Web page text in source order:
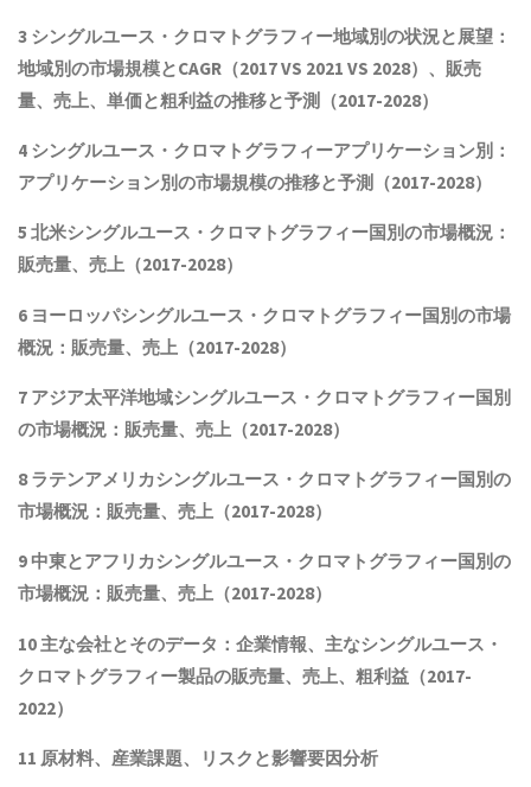
3 シングルユース・クロマトグラフィー地域別の状況と展望：
地域別の市場規模とCAGR （2017 VS 2021 VS 2028）、販売
量、売上、単価と粗利益の推移と予測（2017-2028）
4 シングルユース・クロマトグラフィーアプリケーション別：
アプリケーション別の市場規模の推移と予測（2017-2028）
5 北米シングルユース・クロマトグラフィー国別の市場概況 ：
販売量、売上（2017-2028）
6 ヨーロッパシングルユース・クロマトグラフィー国別の市場
概況：販売量、売上（2017-2028）
7 アジア太平洋地域シングルユース・クロマトグラフィー国別
の市場概況：販売量、売上（2017-2028）
8 ラテンアメリカシングルユース・クロマトグラフィー国別の
市場概況：販売量、売上（2017-2028）
9 中東とアフリカシングルユース・クロマトグラフィー国別の
市場概況：販売量、売上（2017-2028）
10 主な会社とそのデータ ：企業情報、主なシングルユース・
クロマトグラフィー製品の販売量、売上、粗利益（2017-
2022）
11 原材料、産業課題、リスクと影響要因分析